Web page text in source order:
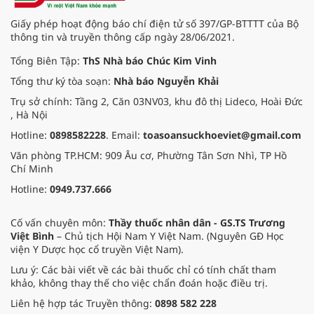
Giấy phép hoạt động báo chí điện tử số 397/GP-BTTTT của Bộ
thông tin và truyền thông cấp ngày 28/06/2021.
Tổng Biên Tập: ThS Nhà báo Chúc Kim Vinh
Tổng thư ký tòa soạn: Nhà báo Nguyễn Khải
Trụ sở chính: Tầng 2, Căn 03NV03, khu đô thị Lideco, Hoài Đức
, Hà Nội
Hotline: 0898582228. Email: toasoansuckhoeviet@gmail.com
Văn phòng TP.HCM: 909 Âu cơ, Phường Tân Sơn Nhì, TP Hồ
Chí Minh
Hotline: 0949.737.666
Cố vấn chuyên môn: Thầy thuốc nhân dân - GS.TS Trương
Việt Bình – Chủ tịch Hội Nam Y Việt Nam. (Nguyên GĐ Học
viện Y Dược học cổ truyền Việt Nam).
Lưu ý: Các bài viết về các bài thuốc chỉ có tính chất tham
khảo, không thay thế cho việc chẩn đoán hoặc điều trị.
Liên hệ hợp tác Truyền thông: 0898 582 228